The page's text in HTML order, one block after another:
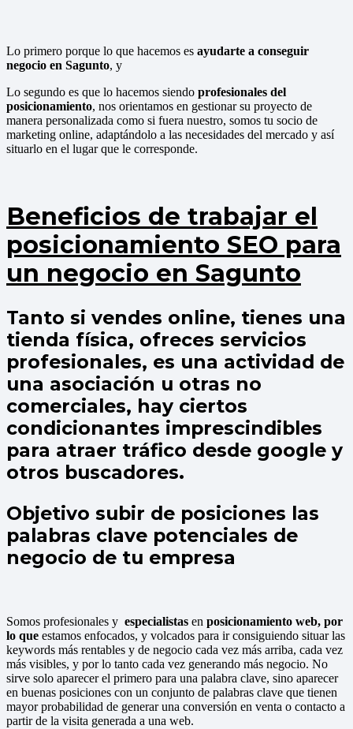
Lo primero porque lo que hacemos es ayudarte a conseguir
negocio en Sagunto, y
Lo segundo es que lo hacemos siendo profesionales del
posicionamiento, nos orientamos en gestionar su proyecto de
manera personalizada como si fuera nuestro, somos tu socio de
marketing online, adaptándolo a las necesidades del mercado y así
situarlo en el lugar que le corresponde.
Beneficios de trabajar el
posicionamiento SEO para
un negocio en Sagunto
Tanto si vendes online, tienes una
tienda física, ofreces servicios
profesionales, es una actividad de
una asociación u otras no
comerciales, hay ciertos
condicionantes imprescindibles
para atraer tráfico desde google y
otros buscadores.
Objetivo subir de posiciones las
palabras clave potenciales de
negocio de tu empresa
Somos profesionales y especialistas en posicionamiento web, por
lo que estamos enfocados, y volcados para ir consiguiendo situar las
keywords más rentables y de negocio cada vez más arriba, cada vez
más visibles, y por lo tanto cada vez generando más negocio. No
sirve solo aparecer el primero para una palabra clave, sino aparecer
en buenas posiciones con un conjunto de palabras clave que tienen
mayor probabilidad de generar una conversión en venta o contacto a
partir de la visita generada a una web.